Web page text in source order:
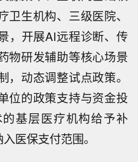
生机构、三级医院、
，开展AI远程诊断、传
物研发辅助等核心场景
动态调整试点政策。
位的政策支持与资金投
基层医疗机构给予补
医保支付范围。